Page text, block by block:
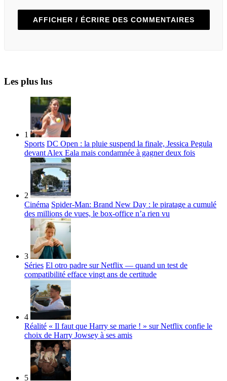
AFFICHER / ÉCRIRE DES COMMENTAIRES
Les plus lus
1
Sports DC Open : la pluie suspend la finale, Jessica Pegula
devant Alex Eala mais condamnée à gagner deux fois
2
Cinéma Spider-Man: Brand New Day : le piratage a cumulé
des millions de vues, le box-office n’a rien vu
3
Séries El otro padre sur Netflix — quand un test de
compatibilité efface vingt ans de certitude
4
Réalité « Il faut que Harry se marie ! » sur Netflix confie le
choix de Harry Jowsey à ses amis
5